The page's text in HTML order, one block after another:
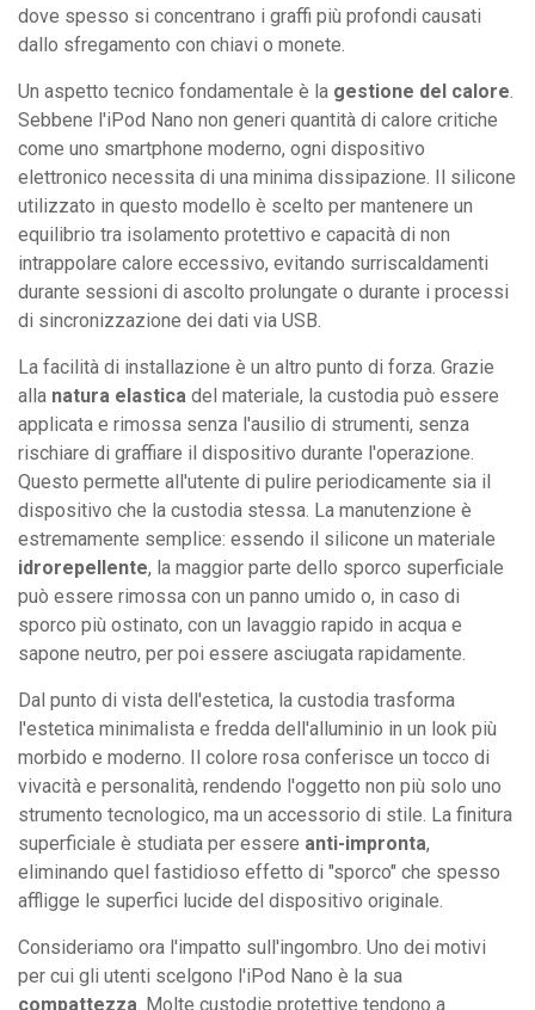
dove spesso si concentrano i graffi più profondi causati
dallo sfregamento con chiavi o monete.
Un aspetto tecnico fondamentale è la gestione del calore.
Sebbene l'iPod Nano non generi quantità di calore critiche
come uno smartphone moderno, ogni dispositivo
elettronico necessita di una minima dissipazione. Il silicone
utilizzato in questo modello è scelto per mantenere un
equilibrio tra isolamento protettivo e capacità di non
intrappolare calore eccessivo, evitando surriscaldamenti
durante sessioni di ascolto prolungate o durante i processi
di sincronizzazione dei dati via USB.
La facilità di installazione è un altro punto di forza. Grazie
alla natura elastica del materiale, la custodia può essere
applicata e rimossa senza l'ausilio di strumenti, senza
rischiare di graffiare il dispositivo durante l'operazione.
Questo permette all'utente di pulire periodicamente sia il
dispositivo che la custodia stessa. La manutenzione è
estremamente semplice: essendo il silicone un materiale
idrorepellente, la maggior parte dello sporco superficiale
può essere rimossa con un panno umido o, in caso di
sporco più ostinato, con un lavaggio rapido in acqua e
sapone neutro, per poi essere asciugata rapidamente.
Dal punto di vista dell'estetica, la custodia trasforma
l'estetica minimalista e fredda dell'alluminio in un look più
morbido e moderno. Il colore rosa conferisce un tocco di
vivacità e personalità, rendendo l'oggetto non più solo uno
strumento tecnologico, ma un accessorio di stile. La finitura
superficiale è studiata per essere anti-impronta,
eliminando quel fastidioso effetto di "sporco" che spesso
affligge le superfici lucide del dispositivo originale.
Consideriamo ora l'impatto sull'ingombro. Uno dei motivi
per cui gli utenti scelgono l'iPod Nano è la sua
compattezza . Molte custodie protettive tendono a